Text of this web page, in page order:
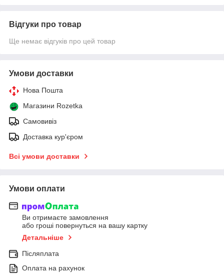
Відгуки про товар
Ще немає відгуків про цей товар
Умови доставки
Нова Пошта
Магазини Rozetka
Самовивіз
Доставка кур'єром
Всі умови доставки
Умови оплати
Ви отримаєте замовлення
або гроші повернуться на вашу картку
Детальніше
Післяплата
Оплата на рахунок